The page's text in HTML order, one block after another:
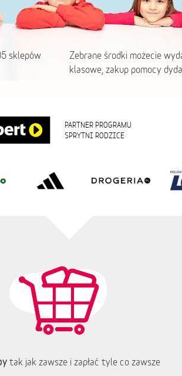
sklepów
Zebrane środki możecie
klasowe, zakup pomocy
PARTNER PROGRAMU
SPRYTNI RODZICE
tak jak zawsze i zapłać tyle co zawsze